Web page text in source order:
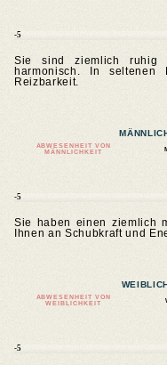
-5
Sie sind ziemlich ruhig
harmonisch. In
Reizbarkeit.
ABWESENHEIT VON
MÄNNLICHKEIT
-5
Sie haben einen ziemlich
Ihnen an Schubkraft und
ABWESENHEIT VON
WEIBLICHKEIT
-5